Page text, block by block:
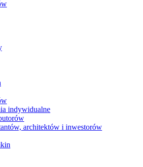
indywidualne
architektów i inwestorów